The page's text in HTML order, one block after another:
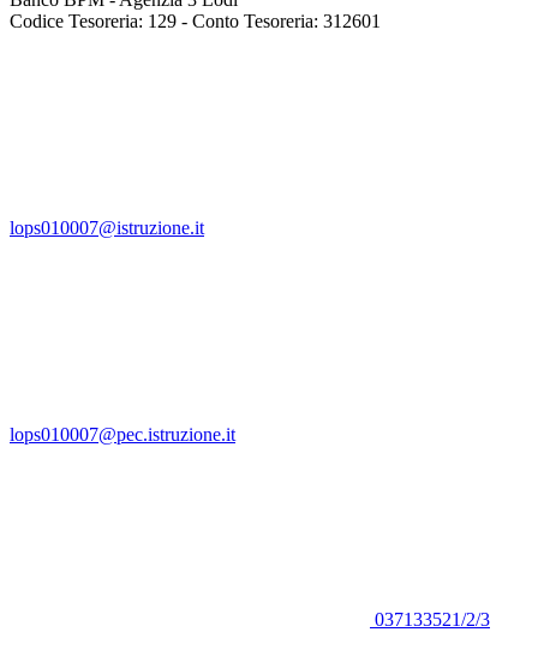
Codice Tesoreria: 129 - Conto Tesoreria: 312601
lops010007@istruzione.it
lops010007@pec.istruzione.it
037133521/2/3